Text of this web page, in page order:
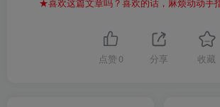
★喜欢这篇文章吗？喜欢的话，麻烦动动手
点赞 0 分享 收藏